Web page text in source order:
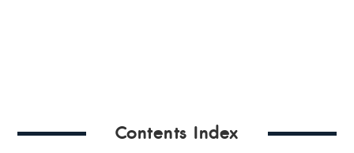
Contents Index